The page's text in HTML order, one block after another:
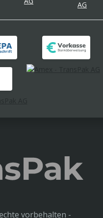
vorbehalten -